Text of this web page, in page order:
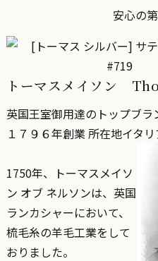
安心の
トーマスメイソン
英国王室御用達のトップブラ
１７９６年創業 所在地イタリ
1750年、トーマスメイソ
ン オブ ネルソンは、英国
ランカシャーにおいて、
梳毛糸の羊毛工業をして
おりました。